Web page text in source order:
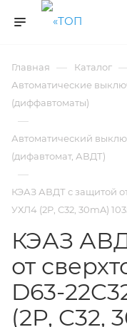
Главная — Каталог
Автоматические
(диффавтоматы)
—
Автоматический
(дифавтомат, АВДТ)
—
КЭАЗ АВДТ с защитой
УХЛ4 (2P, C32, 30mA)
КЭАЗ
от
D63-
(2P, C32,